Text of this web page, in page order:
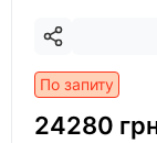
По запиту
24280